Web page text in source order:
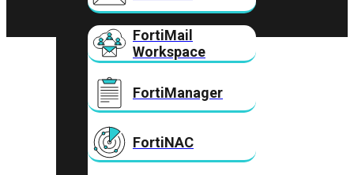
FortiMail
Workspace
FortiManager
FortiNAC